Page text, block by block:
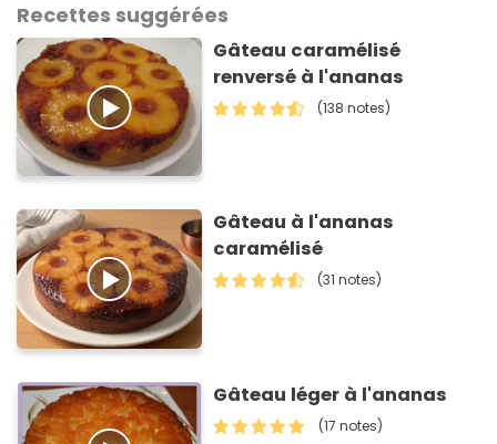
Recettes suggérées
Gâteau caramélisé
renversé à l'ananas
(138 notes)
Gâteau à l'ananas
caramélisé
(31 notes)
Gâteau léger à l'ananas
(17 notes)